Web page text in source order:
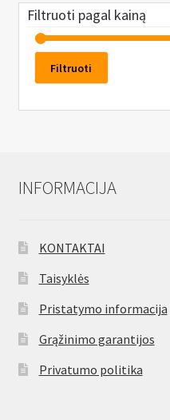
Filtruoti pagal kainą
Filtruoti
INFORMACIJA
KONTAKTAI
Taisyklės
Pristatymo informacija
Grąžinimo garantijos
Privatumo politika